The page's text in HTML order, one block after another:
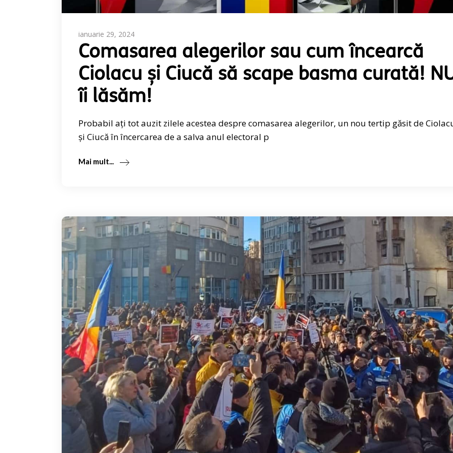
ianuarie 29, 2024
Comasarea alegerilor sau cum încearcă
Ciolacu și Ciucă să scape basma curată!
îi lăsăm!
Probabil ați tot auzit zilele acestea despre comasarea alegerilor, un nou tertip găsit de
și Ciucă în încercarea de a salva anul electoral p
Mai mult...